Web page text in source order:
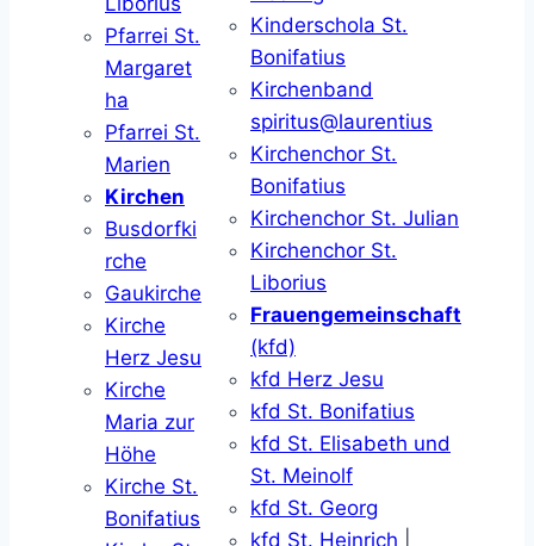
Pfarrei St.
Margaret
ha
Pfarrei St.
Marien
Kirchen
Busdorfki
rche
Gaukirche
Kirche
Herz Jesu
Kirche
Maria zur
Höhe
Kirche St.
Bonifatius
Kinderschola St.
Bonifatius
Kirchenband
spiritus@laurentius
Kirchenchor St.
Bonifatius
Kirchenchor St. Julian
Kirchenchor St.
Liborius
Frauengemeinschaft
(kfd)
kfd Herz Jesu
kfd St. Bonifatius
kfd St. Elisabeth und
St. Meinolf
kfd St. Georg
kfd St. Heinrich